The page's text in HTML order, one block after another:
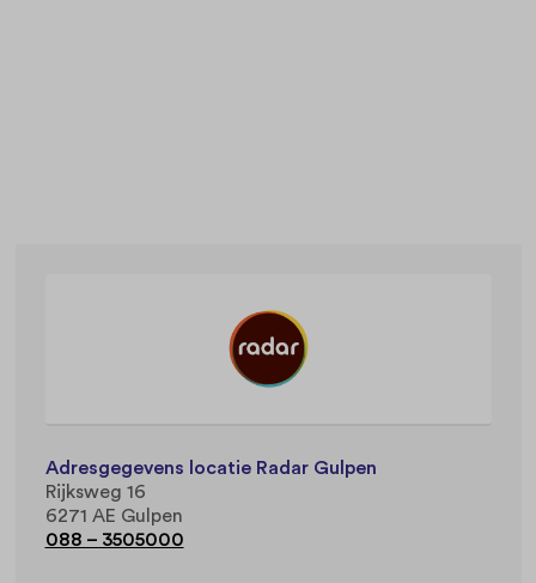
Adresgegevens locatie Radar Gulpen
Rijksweg 16
6271 AE Gulpen
088 – 3505000